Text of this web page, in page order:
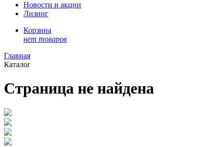
Новости и акции
Лизинг
Корзина
нет товаров
Главная
Каталог
Страница не найдена